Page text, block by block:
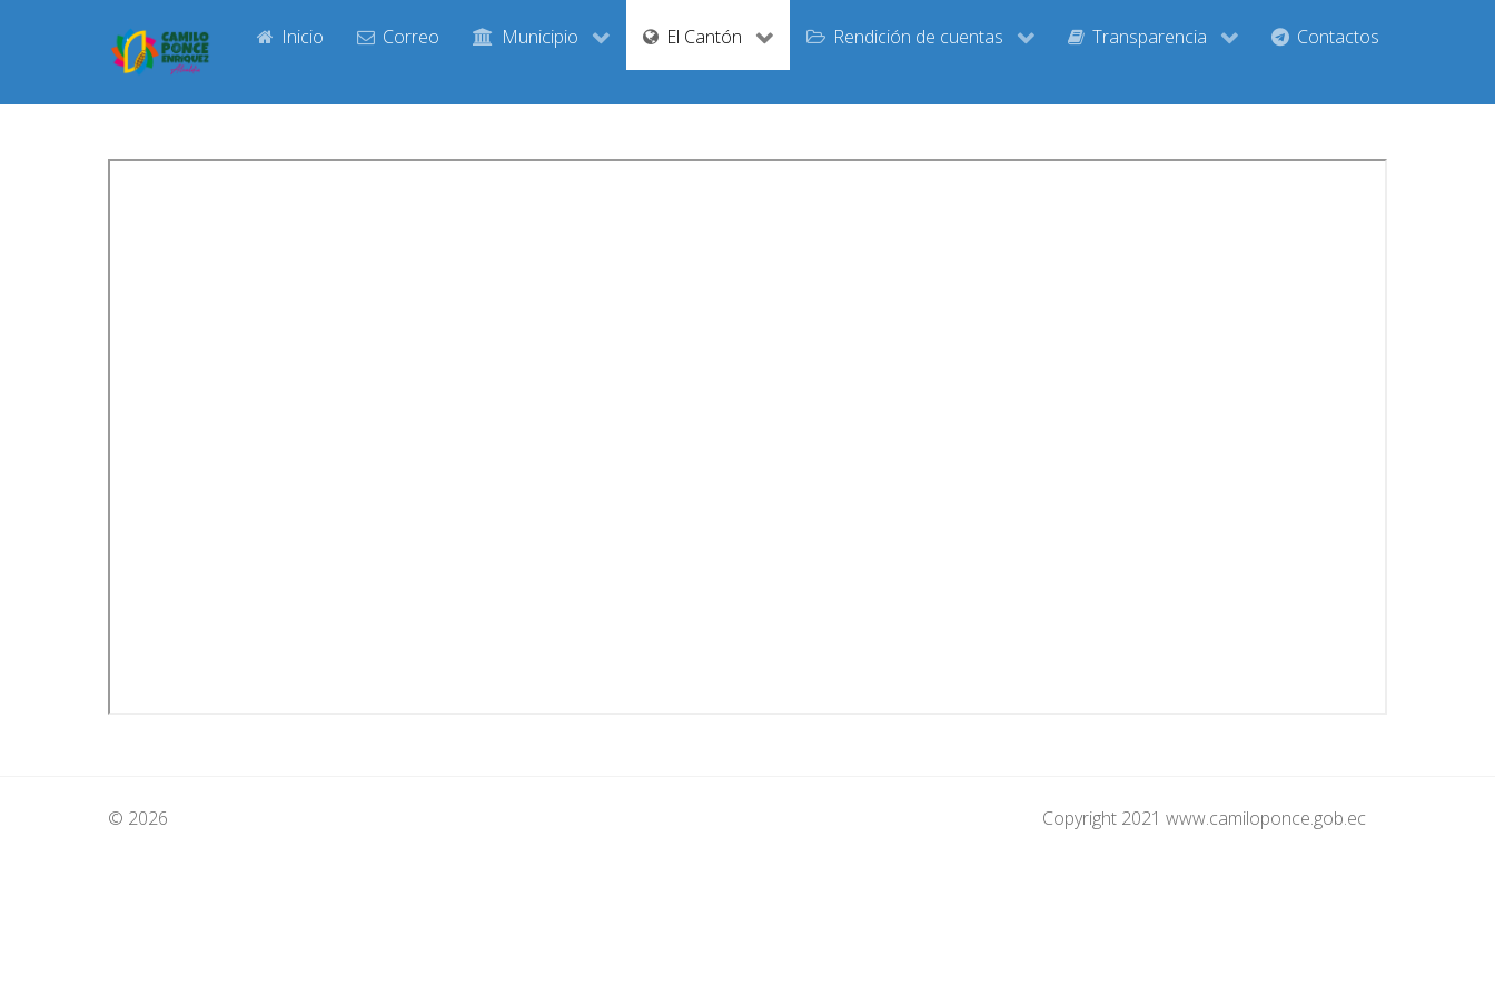
Inicio Correo Municipio El Cantón Rendición de cuentas Transparencia Contactos
© 2026 Copyright 2021 www.camiloponce.gob.ec